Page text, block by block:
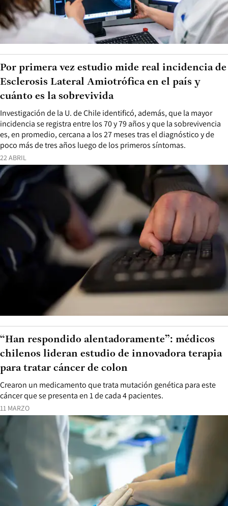
22 ABRIL
Investigación de la U. de Chile identificó, además, que la mayor
incidencia se registra entre los 70 y 79 años y que la sobrevivencia
es, en promedio, cercana a los 27 meses tras el diagnóstico y de
poco más de tres años luego de los primeros síntomas.
Por primera vez estudio mide real incidencia de
Esclerosis Lateral Amiotrófica en el país y
cuánto es la sobrevivida
11 MARZO
Crearon un medicamento que trata mutación genética para este
cáncer que se presenta en 1 de cada 4 pacientes.
“Han respondido alentadoramente”: médicos
chilenos lideran estudio de innovadora terapia
para tratar cáncer de colon